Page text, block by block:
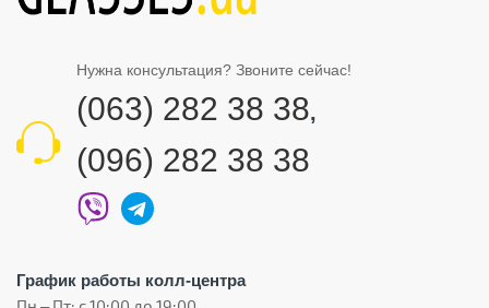
Нужна консультация? Звоните сейчас!
(063) 282 38 38,
(096) 282 38 38
График работы колл-центра